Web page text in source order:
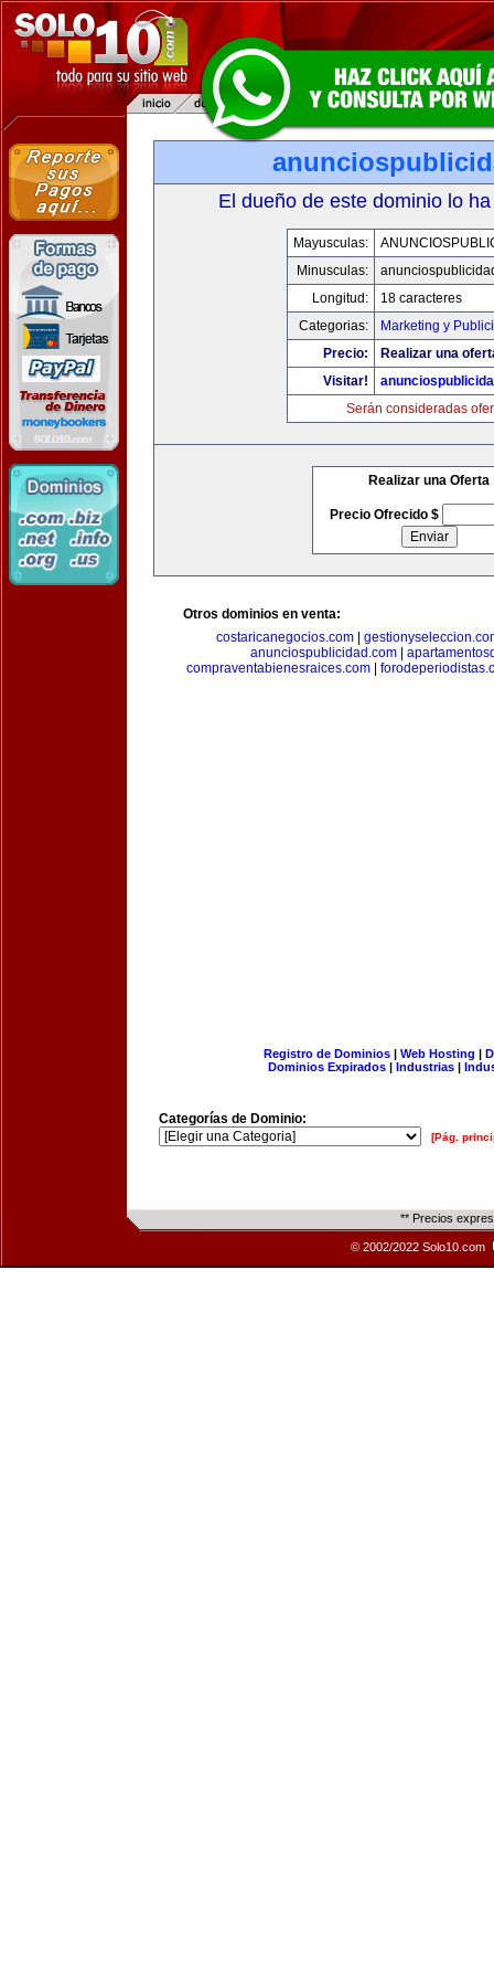
El dueño de este dominio lo
Mayusculas:
Minusculas:
Longitud:
18 caracteres
Categorias:
Marketing y
Precio:
Realizar una
Visitar!
Serán consideradas
Realizar una Oferta
Precio Ofrecido $
Otros dominios en venta:
costaricanegocios.com|
anunciospublicidad.com|
compraventabienesraices.com
Registro de Dominios| Web Hosting |
Dominios Expirados | Industrias |
Categorías de Dominio:
[Pág.
** Precios
© 2002/2022 Solo10.com